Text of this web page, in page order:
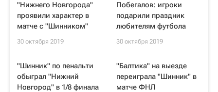
"Нижнего Новгорода"
проявили характер в
матче с "Шинником"
30 октября 2019
Побегалов: игроки
подарили праздник
любителям футбола
30 октября 2019
"Шинник" по пенальти
обыграл "Нижний
Новгород" в 1/8 финала
"Балтика" на выезде
переиграла "Шинник" в
матче ФНЛ